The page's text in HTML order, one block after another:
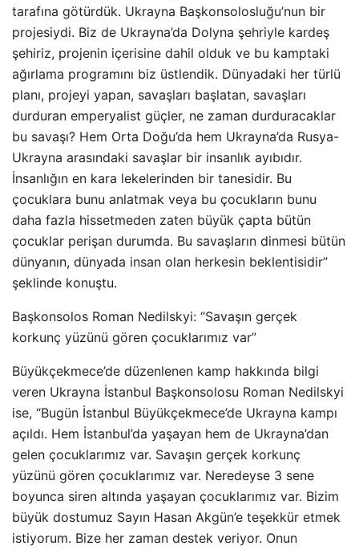
tarafına götürdük. Ukrayna Başkonsolosluğu’nun bir
projesiydi. Biz de Ukrayna’da Dolyna şehriyle kardeş
şehiriz, projenin içerisine dahil olduk ve bu kamptaki
ağırlama programını biz üstlendik. Dünyadaki her türlü
planı, projeyi yapan, savaşları başlatan, savaşları
durduran emperyalist güçler, ne zaman durduracaklar
bu savaşı? Hem Orta Doğu’da hem Ukrayna’da Rusya-
Ukrayna arasındaki savaşlar bir insanlık ayıbıdır.
İnsanlığın en kara lekelerinden bir tanesidir. Bu
çocuklara bunu anlatmak veya bu çocukların bunu
daha fazla hissetmeden zaten büyük çapta bütün
çocuklar perişan durumda. Bu savaşların dinmesi bütün
dünyanın, dünyada insan olan herkesin beklentisidir”
şeklinde konuştu.
Başkonsolos Roman Nedilskyi: “Savaşın gerçek
korkunç yüzünü gören çocuklarımız var”
Büyükçekmece’de düzenlenen kamp hakkında bilgi
veren Ukrayna İstanbul Başkonsolosu Roman Nedilskyi
ise, “Bugün İstanbul Büyükçekmece’de Ukrayna kampı
açıldı. Hem İstanbul’da yaşayan hem de Ukrayna’dan
gelen çocuklarımız var. Savaşın gerçek korkunç
yüzünü gören çocuklarımız var. Neredeyse 3 sene
boyunca siren altında yaşayan çocuklarımız var. Bizim
büyük dostumuz Sayın Hasan Akgün’e teşekkür etmek
istiyorum. Bize her zaman destek veriyor. Onun